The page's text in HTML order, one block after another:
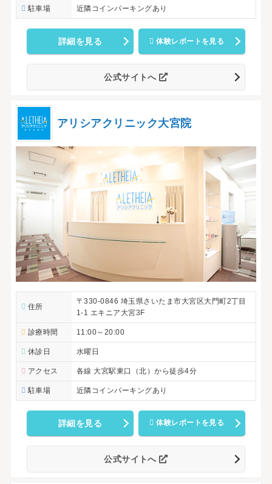
駐車場 近隣コインパーキングあり
詳細を見る 体験レポートを見る
公式サイトへ
アリシアクリニック大宮院
住所
〒330-0846 埼玉県さいたま市大宮区大門町2丁目
1-1 エキニア大宮3F
診療時間 11:00～20:00
休診日 水曜日
アクセス 各線 大宮駅東口（北）から徒歩4分
駐車場 近隣コインパーキングあり
詳細を見る 体験レポートを見る
公式サイトへ